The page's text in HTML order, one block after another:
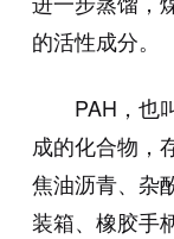
的活性成分。
PAH，也
成的化合物，
焦油沥青、杂
装箱、橡胶手